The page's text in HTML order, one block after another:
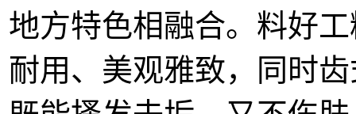
地方特色相融合。料好
耐用、美观雅致，同时